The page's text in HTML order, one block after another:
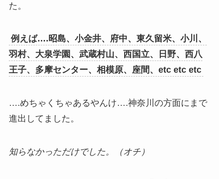
た。
例えば….昭島、小金井、府中、東久留米、小川、
羽村、大泉学園、武蔵村山、西国立、日野、西八
王子、多摩センター、相模原、座間、etc etc etc
….めちゃくちゃあるやんけ….神奈川の方面にまで
進出してました。
知らなかっただけでした。（オチ）